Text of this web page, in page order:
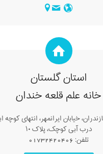
استان گلستان
خانه علم قلعه خندان
خیابان ایرانمهر، انتهای کوچه
درب آبی کوچک، پلاک ۱۰
تلفن: 01732420406